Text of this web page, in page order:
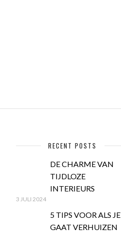
RECENT POSTS
DE CHARME VAN
TIJDLOZE
INTERIEURS
3 JULI 2024
5 TIPS VOOR ALS JE
GAAT VERHUIZEN